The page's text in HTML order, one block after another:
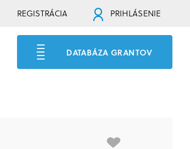
REGISTRÁCIA PRIHLÁSENIE
DATABÁZA GRANTOV